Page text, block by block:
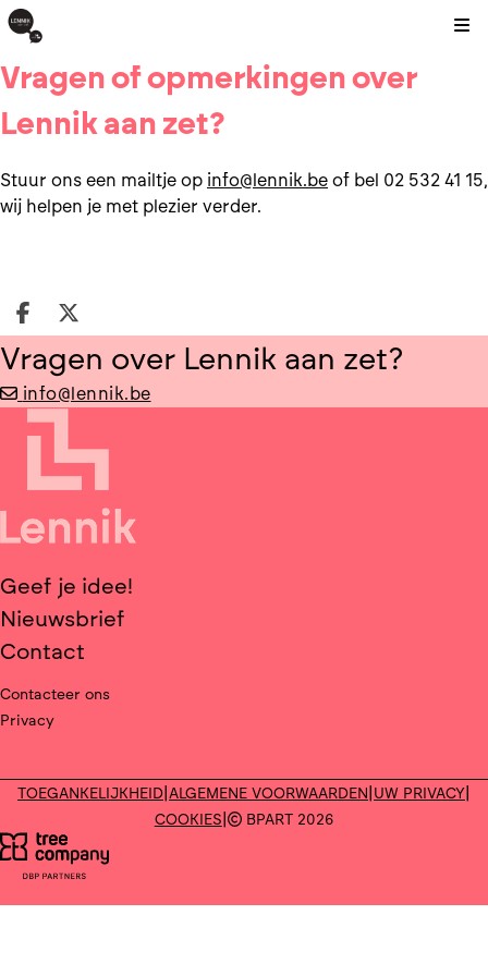
Vragen of opmerkingen over
Lennik aan zet?
Stuur ons een mailtje op info@lennik.be of bel 02 532 41 15,
wij helpen je met plezier verder.
Deel op facebook
Deel op X
Vragen over Lennik aan zet?
info@lennik.be
Geef je idee!
Nieuwsbrief
Contact
Contacteer ons
Privacy
Deel op facebook
Deel op X
TOEGANKELIJKHEID ALGEMENE VOORWAARDEN UW PRIVACY
COOKIES BPART 2026